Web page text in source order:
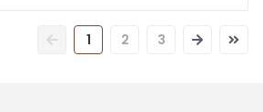
1 2 3